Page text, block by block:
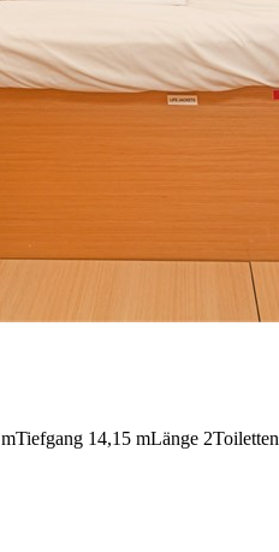
mTiefgang 14,15 mLänge 2Toiletten